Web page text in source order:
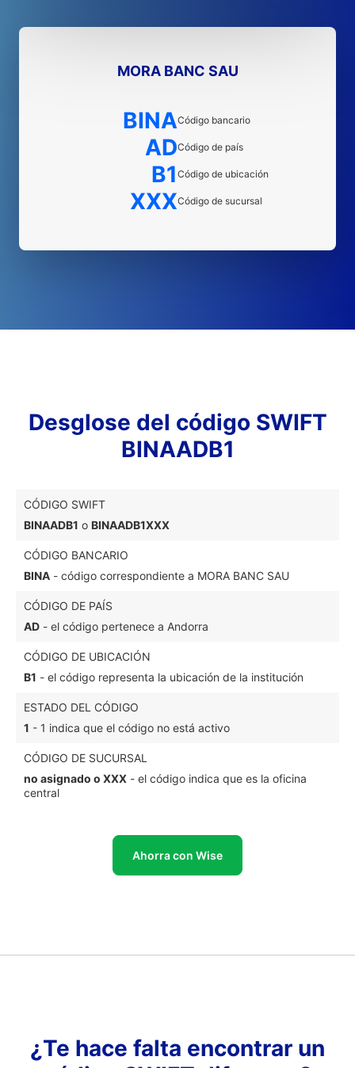
MORA BANC SAU
BINACódigo bancario
ADCódigo de país
B1 Código de ubicación
XXXCódigo de sucursal
Desglose del código SWIFT
BINAADB1
CÓDIGO SWIFT
BINAADB1 o BINAADB1XXX
CÓDIGO BANCARIO
BINA - código correspondiente a MORA BANC SAU
CÓDIGO DE PAÍS
AD - el código pertenece a Andorra
CÓDIGO DE UBICACIÓN
B1 - el código representa la ubicación de la institución
ESTADO DEL CÓDIGO
1 - 1 indica que el código no está activo
CÓDIGO DE SUCURSAL
no asignado o XXX - el código indica que es la oficina
central
Ahorra con Wise
¿Te hace falta encontrar un